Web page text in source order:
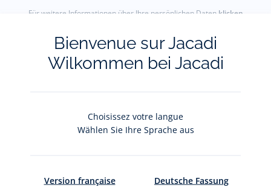
Für weitere Informationen über Ihre persönlichen Daten klicken
Bienvenue sur Jacadi
Wilkommen bei Jacadi
Choisissez votre langue
Wählen Sie Ihre Sprache aus
Version française Deutsche Fassung